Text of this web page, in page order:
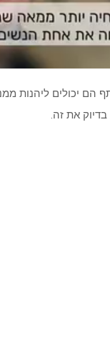
הם יכולים ליהנות
את זה.